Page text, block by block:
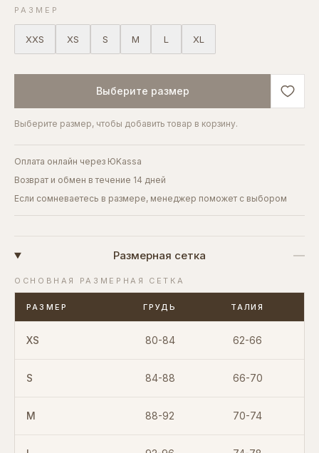
РАЗМЕР
XXS XS S M L XL
Выберите размер
Выберите размер, чтобы добавить товар в корзину.
Оплата онлайн через ЮKassa
Возврат и обмен в течение 14 дней
Если сомневаетесь в размере, менеджер поможет с выбором
Размерная сетка
ОСНОВНАЯ РАЗМЕРНАЯ СЕТКА
РАЗМЕР ГРУДЬ ТАЛИЯ
XS 80-84 62-66
S 84-88 66-70
M 88-92 70-74